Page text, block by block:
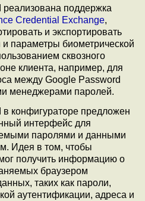
поддержка
Credential Exchange,
и экспортировать
параметры биометрической
сквозного
клиента, например, для
между Google Password
менеджерами паролей.
конфигураторе предложен
интерфейс для
паролями и данными
Идея в том, чтобы
получить информацию о
браузером
таких как пароли,
аутентификации, адреса и